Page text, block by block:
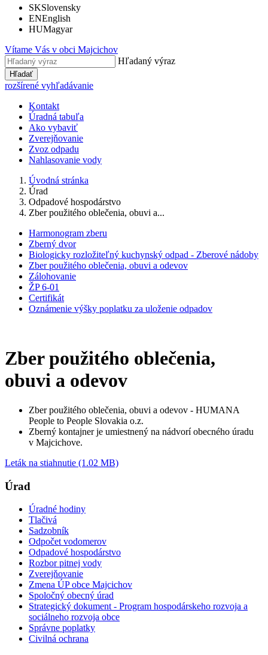
SKSlovensky
ENEnglish
HUMagyar
Vítame Vás v obci Majcichov
Hľadaný výraz
Hľadať
rozšírené vyhľadávanie
Kontakt
Úradná tabuľa
Ako vybaviť
Zverejňovanie
Zvoz odpadu
Nahlasovanie vody
Úvodná stránka
Úrad
Odpadové hospodárstvo
Zber použitého oblečenia, obuvi a...
Harmonogram zberu
Zberný dvor
Biologicky rozložiteľný kuchynský odpad - Zberové nádoby
Zber použitého oblečenia, obuvi a odevov
Zálohovanie
ŽP 6-01
Certifikát
Oznámenie výšky poplatku za uloženie odpadov
Zber použitého oblečenia,
obuvi a odevov
Zber použitého oblečenia, obuvi a odevov - HUMANA
People to People Slovakia o.z.
Zberný kontajner je umiestnený na nádvorí obecného úradu
v Majcichove.
Leták na stiahnutie (1.02 MB)
Úrad
Úradné hodiny
Tlačivá
Sadzobník
Odpočet vodomerov
Odpadové hospodárstvo
Rozbor pitnej vody
Zverejňovanie
Zmena ÚP obce Majcichov
Spoločný obecný úrad
Strategický dokument - Program hospodárskeho rozvoja a
sociálneho rozvoja obce
Správne poplatky
Civilná ochrana